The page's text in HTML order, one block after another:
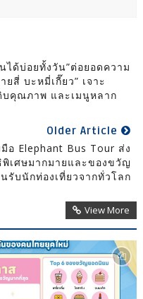
ได้บ่อยทั้งวัน”ต่อยอดความ
สี่ บะหมี่เกี๊ยว” เจาะ
บคุณภาพ และเมนูหลาก
Older Article
อ Elephant Bus Tour ส่ง
เศษมากมายและของขวัญ
รับนักท่องเที่ยวจากทั่วโลก
View More